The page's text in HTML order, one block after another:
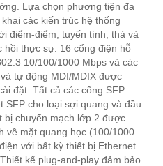
Lựa chọn phương tiện đa
các kiến ​​trúc hệ thống
điểm-điểm, tuyến tính, thả và
hồi thực sự. 16 cổng điện hỗ
10/100/1000 Mbps và các
tự động MDI/MDIX được
đặt. Tất cả các cổng SFP
SFP cho loại sợi quang và đầu
bị chuyển mạch lớp 2 được
về mặt quang học (100/1000
với bất kỳ thiết bị Ethernet
kế plug-and-play đảm bảo